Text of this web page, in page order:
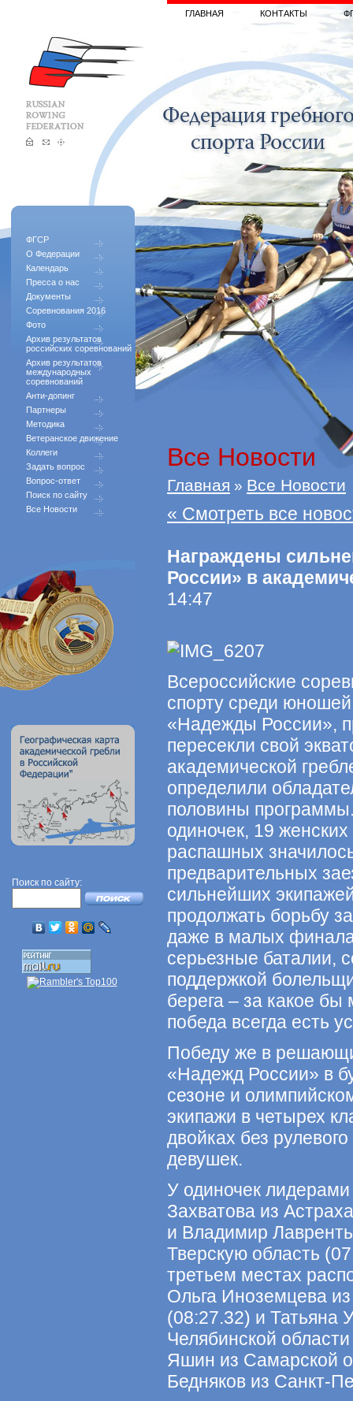
ФГСР
О Федерации
Календарь
Пресса о нас
Документы
Соревнования 2016
Фото
Архив результатов
российских соревнований
Архив результатов
международных
соревнований
Анти-допинг
Партнеры
Методика
Ветеранское движение
Коллеги
Задать вопрос
Вопрос-ответ
Поиск по сайту
Все Новости
Поиск по сайту:
ГЛАВНАЯ КОНТАКТЫ
Все Новости
Главная » Все Новости
« Смотреть все
Награждены
России» в
14:47
Всероссийские
спорту среди
«Надежды России»,
пересекли свой
академической
определили
половины
одиночек, 19
распашных
предварительных
сильнейших
продолжать борьбу
даже в малых
серьезные баталии,
поддержкой
берега – за какое
победа всегда есть
Победу же в
«Надежд России» в
сезоне и
экипажи в четырех
двойках без
девушек.
У одиночек
Захватова из
и Владимир
Тверскую область
третьем местах
Ольга Иноземцева
(08:27.32) и Татьяна
Челябинской
Яшин из Самарской
Бедняков из Санкт-